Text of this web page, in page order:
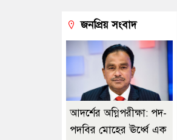
জনপ্রিয় সংবাদ
আদর্শের অগ্নিপরীক্ষা: পদ-
পদবির মোহের ঊর্ধ্বে এক